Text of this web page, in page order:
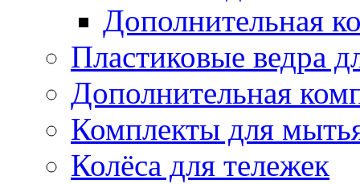
Дополнительная
Пластиковые ведра
Дополнительная
Комплекты для
Колёса для тележек